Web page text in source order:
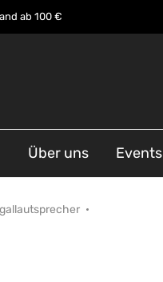
ab 100 €
Über uns Events